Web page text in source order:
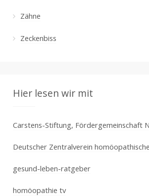
Zähne
Zeckenbiss
Hier lesen wir mit
Carstens-Stiftung, Fördergemeinschaft
Deutscher Zentralverein
gesund-leben-ratgeber
homöopathie tv